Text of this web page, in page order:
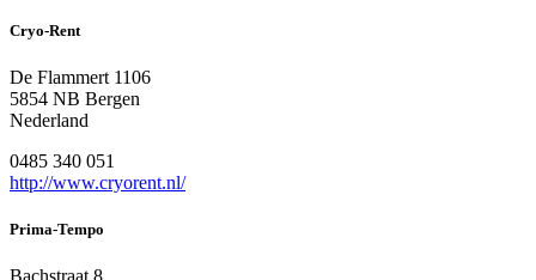
Cryo-Rent
De Flammert 1106
5854 NB Bergen
Nederland
0485 340 051
http://www.cryorent.nl/
Prima-Tempo
Bachstraat 8